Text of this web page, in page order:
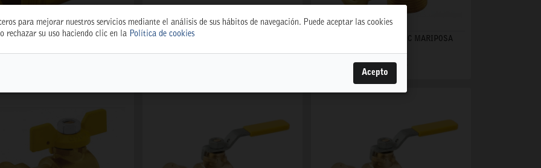
LLAVE CONT 1 1/4" ESC MARIPOSA
67,05 €
para mejorar nuestros servicios mediante el análisis de sus hábitos de navegación. Puede aceptar las cookies
rechazar su uso haciendo clic en la Política de cookies
Acepto